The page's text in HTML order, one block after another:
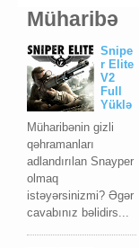
Müharibə
Snipe
r Elite
V2
Full
Yüklə
Müharibənin gizli
qəhramanları
adlandırılan Snayper
olmaq
istəyərsinizmi? Əgər
cavabınız bəlidirs...